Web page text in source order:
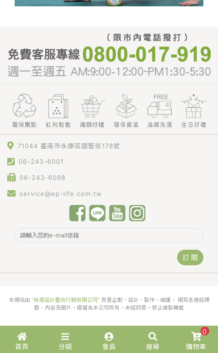
首頁 分類 會員 搜尋 購物車
0
71044 臺南市永康區國聖街178號
06-243-6001
06-243-6098
service@ep-life.com.tw
訂 閱
本網站由 “尚璟設計整合行銷有限公司” 負責企劃、設計、製作、維護， 網頁各連結標
題、內容及圖片，版權為本公司所有，未經同意，禁止複製轉載